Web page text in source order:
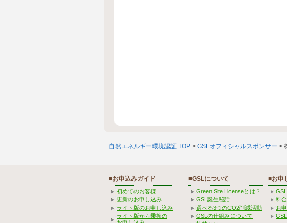
自然エネルギー環境認証 TOP > GSLオフィシャルスポンサー >
■お申込みガイド
初めてのお客様
更新のお申し込み
ライト版のお申し込み
ライト版から乗換の
■GSLについて
Green Site Licenseとは？
GSL誕生秘話
選べる3つのCO2削減活動
GSLの仕組みについて
■お申
料
お